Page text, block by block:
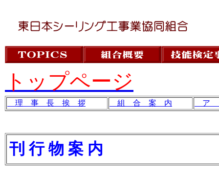
トップページ
理 事 長 挨 拶 組 合 案 内 ア
刊 行 物 案 内